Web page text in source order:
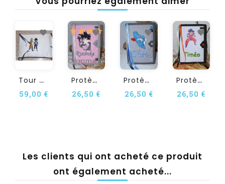
T
Our De Lit Personnalisé En...
59,00 €
1
Commentaire(s)
P
Rotège Carnet De Santé...
26,50 €
P
Rotège Carnet De Santé...
26,50 €
P
Rotège Carnet De Santé...
26,50 €
Les clients qui ont acheté ce produit
ont également acheté...